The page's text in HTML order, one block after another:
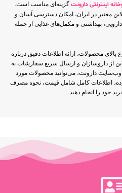
اینترنتی دارونت گزینه‌ای مناسب است.
معتبر در ایران، امکان دسترسی آسان و
بهداشتی و مکمل‌های غذایی از جمله
بالای محصولات، ارائه اطلاعات دقیق درباره
از داروسازان و ارسال سریع سفارشات به
دارونت، می‌توانید محصولات مورد
اطلاعات کامل شامل قیمت، نحوه مصرف
خود را انجام دهید.